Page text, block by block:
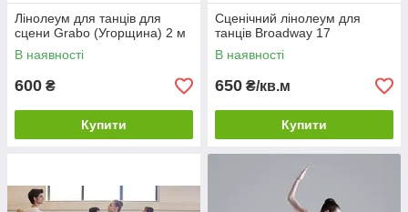
Лінолеум для танців для
сцени Grabo (Угорщина) 2 м
В наявності
600 ₴
Купити
Сценічний лінолеум для
танців Broadway 17
В наявності
650 ₴/кв.м
Купити